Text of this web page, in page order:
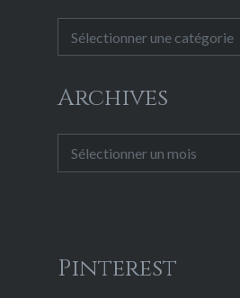
Archives
Pinterest